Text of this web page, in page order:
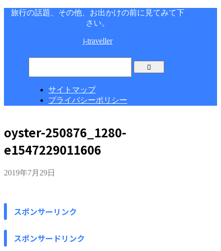
旅行の話題、その他、お出かけの前に見てみて下
さい。
j-traveller
サイトマップ
プライバシーポリシー
oyster-250876_1280-
e1547229011606
2019年7月29日
スポンサーリンク
スポンサードリンク